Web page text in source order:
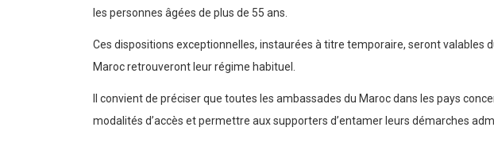
les personnes âgées de plus de 55 ans.
Ces dispositions exceptionnelles, instaurées à titre temporaire, seront valables
Maroc retrouveront leur régime habituel.
Il convient de préciser que toutes les ambassades du Maroc dans les pays
modalités d’accès et permettre aux supporters d’entamer leurs démarches